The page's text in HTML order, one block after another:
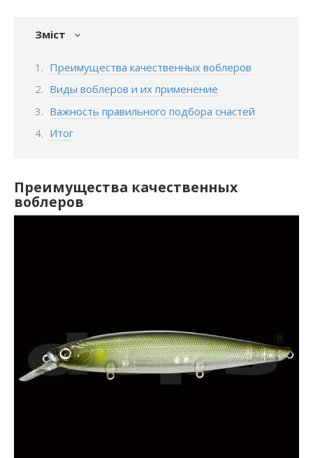
Зміст
Преимущества качественных воблеров
Виды воблеров и их применение
Важность правильного подбора снастей
Итог
Преимущества качественных
воблеров